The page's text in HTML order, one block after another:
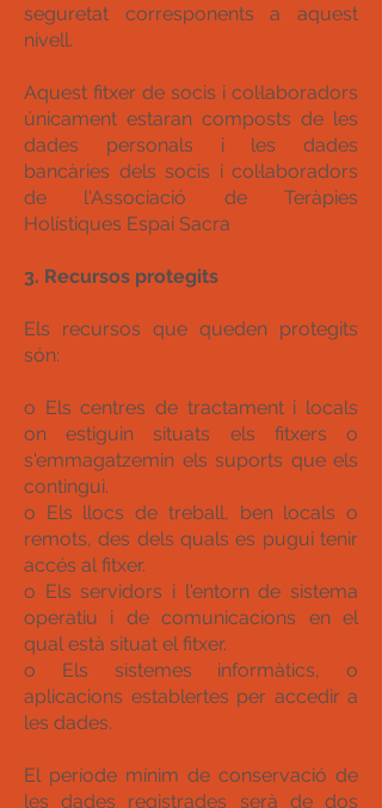
seguretat corresponents a aquest
nivell.
Aquest fitxer de socis i col·laboradors
únicament estaran composts de les
dades personals i les dades
bancàries dels socis i col·laboradors
de l'Associació de Teràpies
Holístiques Espai Sacra
3. Recursos protegits
Els recursos que queden protegits
són:
o Els centres de tractament i locals
on estiguin situats els fitxers o
s'emmagatzemin els suports que els
contingui.
o Els llocs de treball, ben locals o
remots, des dels quals es pugui tenir
accés al fitxer.
o Els servidors i l'entorn de sistema
operatiu i de comunicacions en el
qual està situat el fitxer.
o Els sistemes informàtics, o
aplicacions establertes per accedir a
les dades.
El període mínim de conservació de
les dades registrades serà de dos